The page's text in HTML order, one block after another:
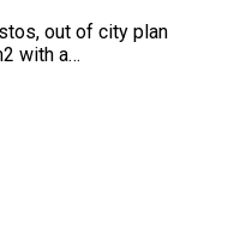
out of city plan
with a…